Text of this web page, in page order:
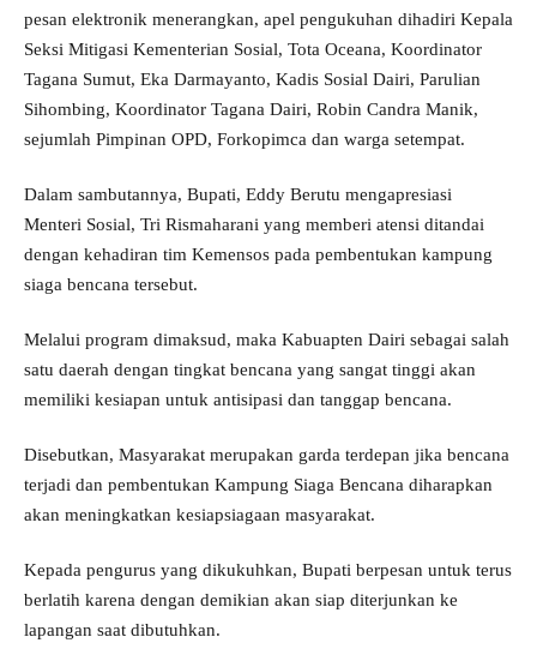
pesan elektronik menerangkan, apel pengukuhan dihadiri Kepala
Seksi Mitigasi Kementerian Sosial, Tota Oceana, Koordinator
Tagana Sumut, Eka Darmayanto, Kadis Sosial Dairi, Parulian
Sihombing, Koordinator Tagana Dairi, Robin Candra Manik,
sejumlah Pimpinan OPD, Forkopimca dan warga setempat.
Dalam sambutannya, Bupati, Eddy Berutu mengapresiasi
Menteri Sosial, Tri Rismaharani yang memberi atensi ditandai
dengan kehadiran tim Kemensos pada pembentukan kampung
siaga bencana tersebut.
Melalui program dimaksud, maka Kabuapten Dairi sebagai salah
satu daerah dengan tingkat bencana yang sangat tinggi akan
memiliki kesiapan untuk antisipasi dan tanggap bencana.
Disebutkan, Masyarakat merupakan garda terdepan jika bencana
terjadi dan pembentukan Kampung Siaga Bencana diharapkan
akan meningkatkan kesiapsiagaan masyarakat.
Kepada pengurus yang dikukuhkan, Bupati berpesan untuk terus
berlatih karena dengan demikian akan siap diterjunkan ke
lapangan saat dibutuhkan.